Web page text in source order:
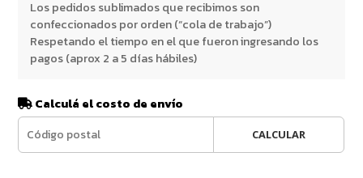
Los pedidos sublimados que recibimos son
confeccionados por orden (“cola de trabajo”)
Respetando el tiempo en el que fueron ingresando los
pagos (aprox 2 a 5 días hábiles)
Calculá el costo de envío
CALCULAR